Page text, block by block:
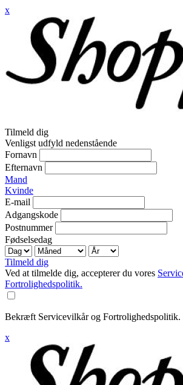
x
Tilmeld dig
Venligst udfyld nedenstående
Fornavn
Efternavn
Mand
Kvinde
E-mail
Adgangskode
Postnummer
Fødselsedag
Tilmeld dig
Ved at tilmelde dig, accepterer du vores
Fortrolighedspolitik.
Bekræft Servicevilkår og Fortrolighedspolitik.
x